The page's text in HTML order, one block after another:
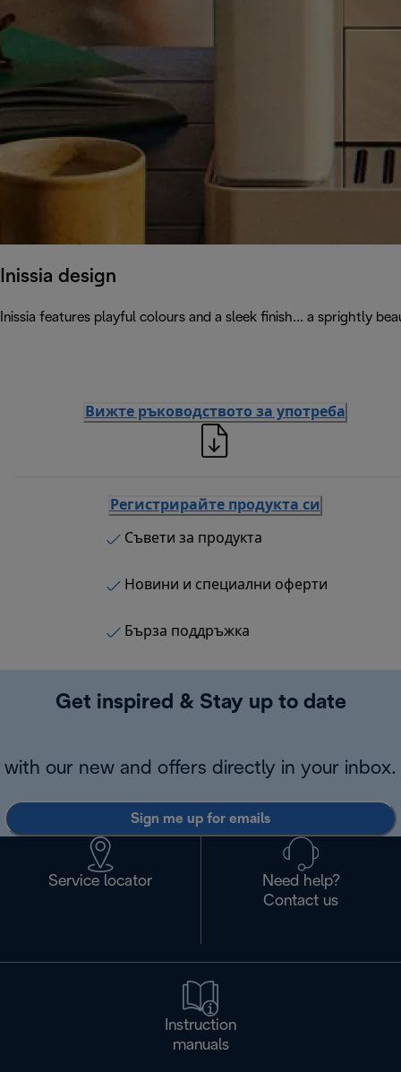
Inissia design
Inissia features playful colours and a sleek finish... a sprightly
Вижте ръководството за употреба
Регистрирайте продукта си
Съвети за продукта
Новини и специални оферти
Бърза поддръжка
Get inspired & Stay up to date
with our new and offers directly in your inbox.
Sign me up for emails
Service locator
Need help?
Contact us
Instruction
manuals